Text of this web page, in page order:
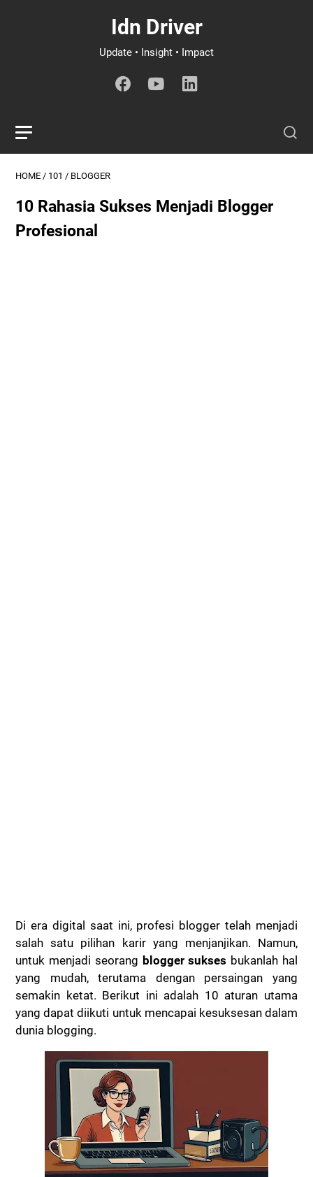
Idn Driver
Update • Insight • Impact
HOME / 101 / BLOGGER
10 Rahasia Sukses Menjadi Blogger
Profesional
Di era digital saat ini, profesi blogger telah menjadi
salah satu pilihan karir yang menjanjikan. Namun,
untuk menjadi seorang blogger sukses bukanlah hal
yang mudah, terutama dengan persaingan yang
semakin ketat. Berikut ini adalah 10 aturan utama
yang dapat diikuti untuk mencapai kesuksesan dalam
dunia blogging.